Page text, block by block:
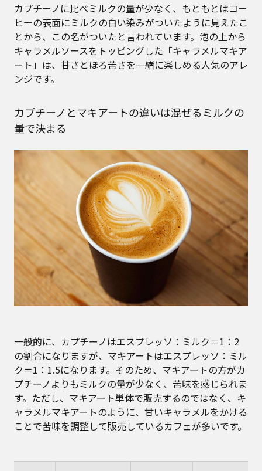
カプチーノに比べミルクの量が少なく、もともとはコー
ヒーの表面にミルクの白い染みがついたように見えたこ
とから、この名がついたと言われています。泡の上から
キャラメルソースをトッピングした「キャラメルマキア
ート」は、甘さとほろ苦さを一緒に楽しめる人気のアレ
ンジです。
カプチーノとマキアートの違いは混ぜるミルクの
量で決まる
一般的に、カプチーノはエスプレッソ：ミルク＝1：2
の割合になりますが、マキアートはエスプレッソ：ミル
ク＝1：1.5になります。そのため、マキアートの方がカ
プチーノよりもミルクの量が少なく、苦味を感じられま
す。ただし、マキアート単体で販売するのではなく、キ
ャラメルマキアートのように、甘いキャラメルをかける
ことで苦味を調整して販売しているカフェが多いです。